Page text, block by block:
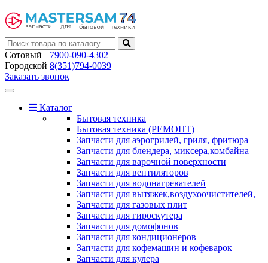
Сотовый +7900-090-4302
Городской 8(351)794-0039
Заказать звонок
Toggle
navigationКаталог
Бытовая техника
Бытовая техника (РЕМОНТ)
Запчасти для аэрогрилей, гриля, фритюра
Запчасти для блендера, миксера,комбайна
Запчасти для варочной поверхности
Запчасти для вентиляторов
Запчасти для водонагревателей
Запчасти для вытяжек,воздухоочистителей,
Запчасти для газовых плит
Запчасти для гироскутера
Запчасти для домофонов
Запчасти для кондиционеров
Запчасти для кофемашин и кофеварок
Запчасти для кулера